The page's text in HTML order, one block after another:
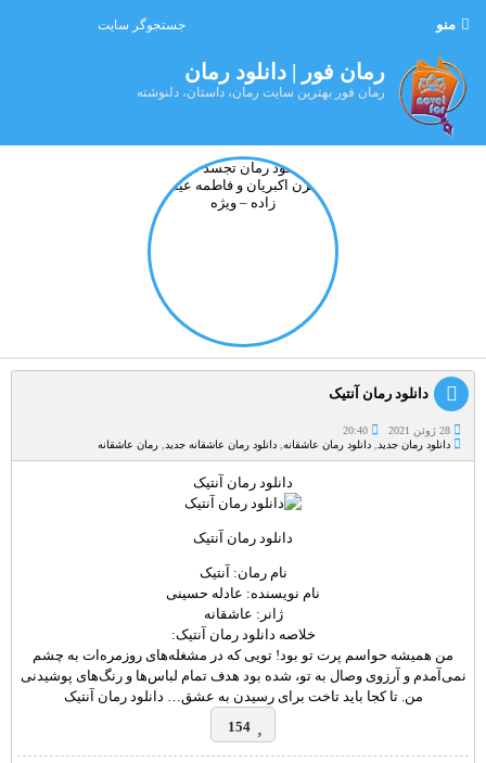
منو
رمان فور | دانلود رمان
رمان فور بهترین سایت رمان، داستان، دلنوشته
دانلود رمان آنتیک
28 ژوئن 2021
20:40
دانلود رمان جدید
دانلود رمان عاشقانه, دانلود رمان عاشقانه جدید رمان عاشقانه
دانلود رمان آنتیک
دانلود رمان آنتیک
نام رمان: آنتیک
نام نویسنده: عادله حسینی
ژانر: عاشقانه
خلاصه دانلود رمان آنتیک:
من همیشه حواسم پرت تو بود! تویی که در مشغله‌های روزمره‌ات به چشم
نمی‌آمدم و آرزوی وصال به تو، شده بود هدف تمام لباس‌ها و رنگ‌های پوشیدنی
من. تا کجا باید تاخت برای رسیدن به عشق… دانلود رمان آنتیک
154